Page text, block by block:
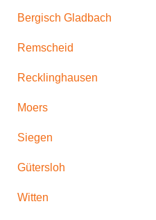
Bergisch Gladbach
Remscheid
Recklinghausen
Moers
Siegen
Gütersloh
Witten